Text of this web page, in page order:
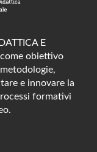
E
obiettivo
e innovare la
formativi